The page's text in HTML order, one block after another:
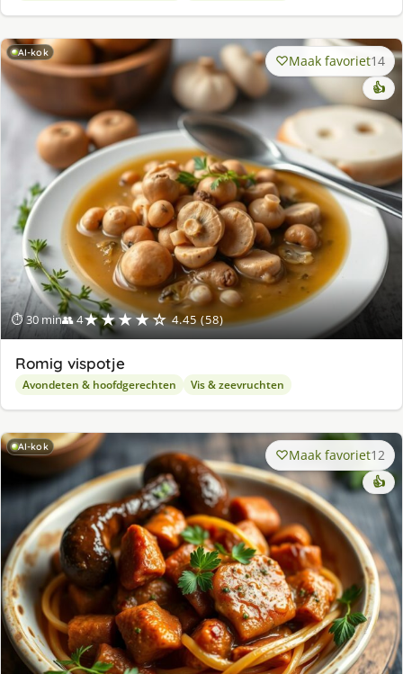
AI-kok
⏱ 30 min👥 4★★★★☆ 4.45 (58)
Maak favoriet14
👍
Romig vispotje
Avondeten & hoofdgerechten Vis & zeevruchten
AI-kok Maak favoriet12
👍